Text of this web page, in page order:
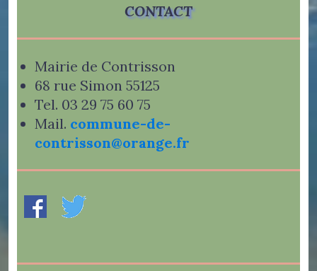
CONTACT
Mairie de Contrisson
68 rue Simon 55125
Tel. 03 29 75 60 75
Mail. commune-de-
contrisson@orange.fr